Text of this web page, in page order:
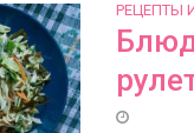
РЕЦЕПТЫ